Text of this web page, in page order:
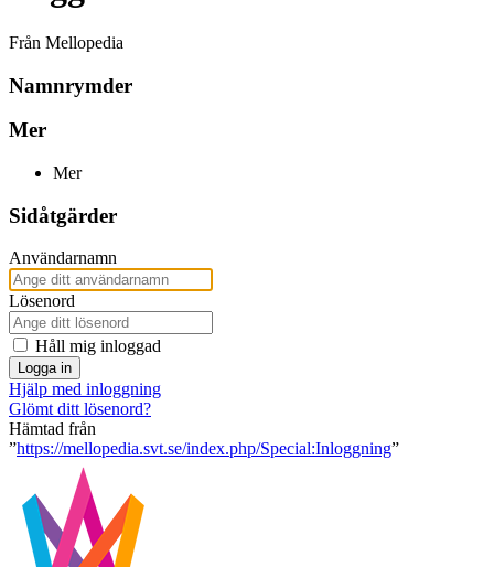
Från Mellopedia
Namnrymder
Mer
Mer
Sidåtgärder
Användarnamn
Lösenord
Håll mig inloggad
Logga in
Hjälp med inloggning
Glömt ditt lösenord?
Hämtad från
”https://mellopedia.svt.se/index.php/Special:Inloggning”